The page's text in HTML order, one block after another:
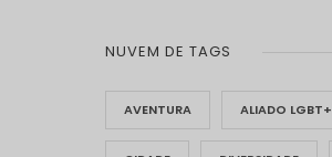
NUVEM DE TAGS
AVENTURA ALIADO LGBT+